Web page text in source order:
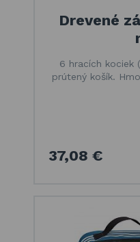
Drevené
6 hracích kociek
prútený košík.
37,08 €